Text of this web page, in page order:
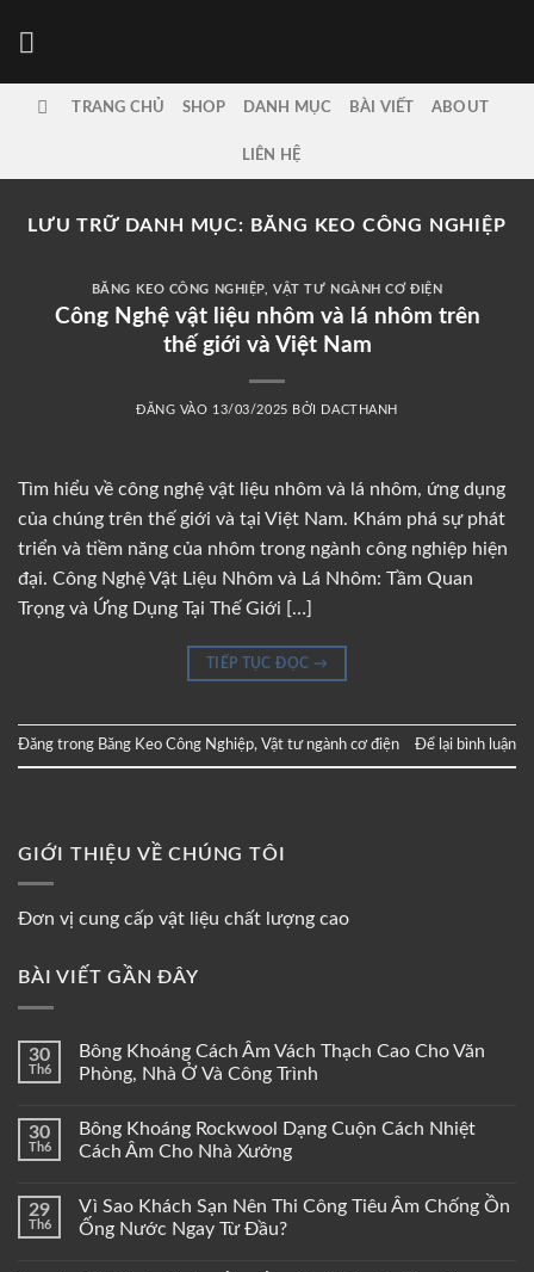
dung
TRANG CHỦ SHOP DANH MỤC BÀI VIẾT ABOUT
LIÊN HỆ
LƯU TRỮ DANH MỤC: BĂNG KEO CÔNG NGHIỆP
BĂNG KEO CÔNG NGHIỆP,VẬT TƯ NGÀNH CƠ ĐIỆN
Công Nghệ vật liệu nhôm và lá nhôm trên
thế giới và Việt Nam
ĐĂNG VÀO 13/03/2025 BỞI DACTHANH
Tìm hiểu về công nghệ vật liệu nhôm và lá nhôm, ứng dụng
của chúng trên thế giới và tại Việt Nam. Khám phá sự phát
triển và tiềm năng của nhôm trong ngành công nghiệp hiện
đại. Công Nghệ Vật Liệu Nhôm và Lá Nhôm: Tầm Quan
Trọng và Ứng Dụng Tại Thế Giới […]
TIẾP TỤC ĐỌC →
Đăng trong Băng Keo Công Nghiệp, Vật tư ngành cơ điện Để lại bình luận
GIỚI THIỆU VỀ CHÚNG TÔI
Đơn vị cung cấp vật liệu chất lượng cao
BÀI VIẾT GẦN ĐÂY
30
Th6
Bông Khoáng Cách Âm Vách Thạch Cao Cho Văn
Phòng, Nhà Ở Và Công Trình
30
Th6
Bông Khoáng Rockwool Dạng Cuộn Cách Nhiệt
Cách Âm Cho Nhà Xưởng
29
Th6
Vì Sao Khách Sạn Nên Thi Công Tiêu Âm Chống Ồn
Ống Nước Ngay Từ Đầu?